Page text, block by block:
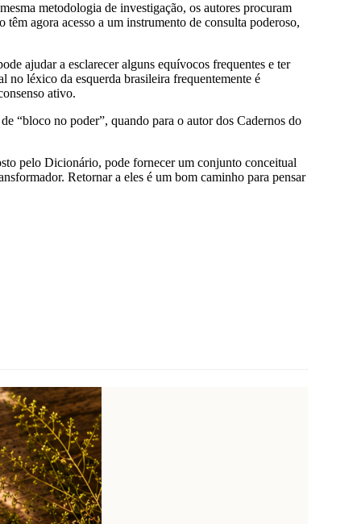
metodologia de investigação, os autores procuram
agora acesso a um instrumento de consulta poderoso,
ajudar a esclarecer alguns equívocos frequentes e ter
no léxico da esquerda brasileira frequentemente é
ativo.
“bloco no poder”, quando para o autor dos Cadernos do
pelo Dicionário, pode fornecer um conjunto conceitual
Retornar a eles é um bom caminho para pensar